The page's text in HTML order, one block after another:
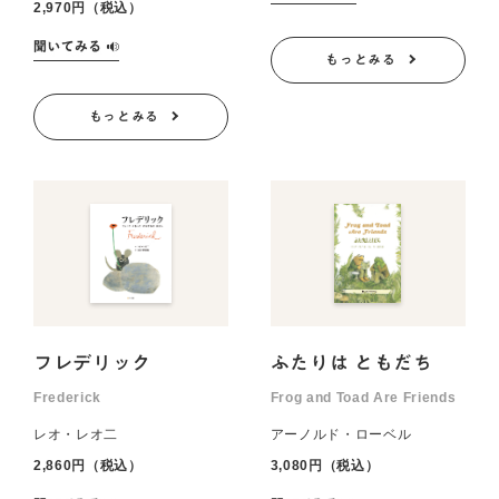
2,970円（税込）
もっとみる
もっとみる
フレデリック
Frederick
レオ・レオ二
2,860円（税込）
ふたりは ともだち
Frog and Toad Are Friends
アーノルド・ローベル
3,080円（税込）